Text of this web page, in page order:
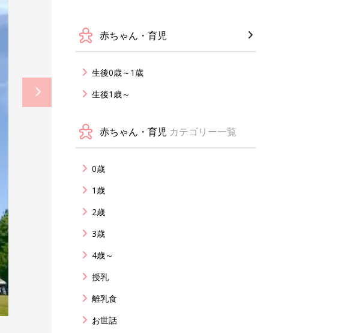
赤ちゃん・育児
生後0歳～1歳
生後1歳～
赤ちゃん・育児 カテゴリー一覧
0歳
1歳
2歳
3歳
4歳～
授乳
離乳食
お世話